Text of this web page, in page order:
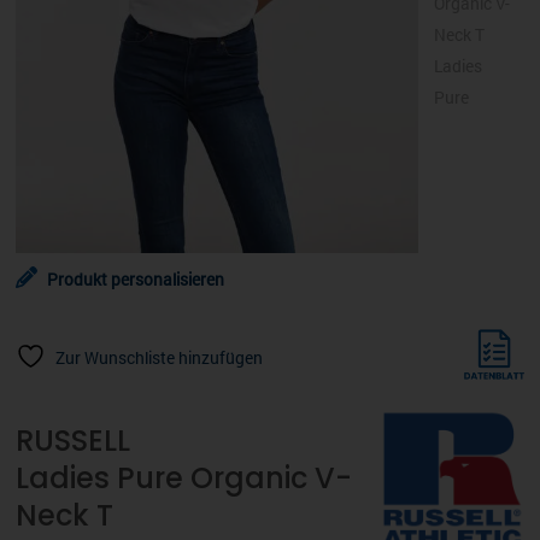
Produkt personalisieren
Zur Wunschliste hinzufügen
RUSSELL
Ladies Pure Organic V-
Neck T